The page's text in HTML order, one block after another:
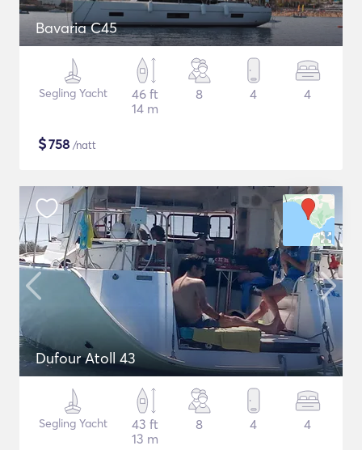
Bavaria C45
Segling Yacht
46 ft
14 m
8 4 4
$758 /natt
Dufour Atoll 43
Segling Yacht
43 ft
13 m
8 4 4